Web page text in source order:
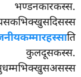
ति
कुलदूसकस्स.